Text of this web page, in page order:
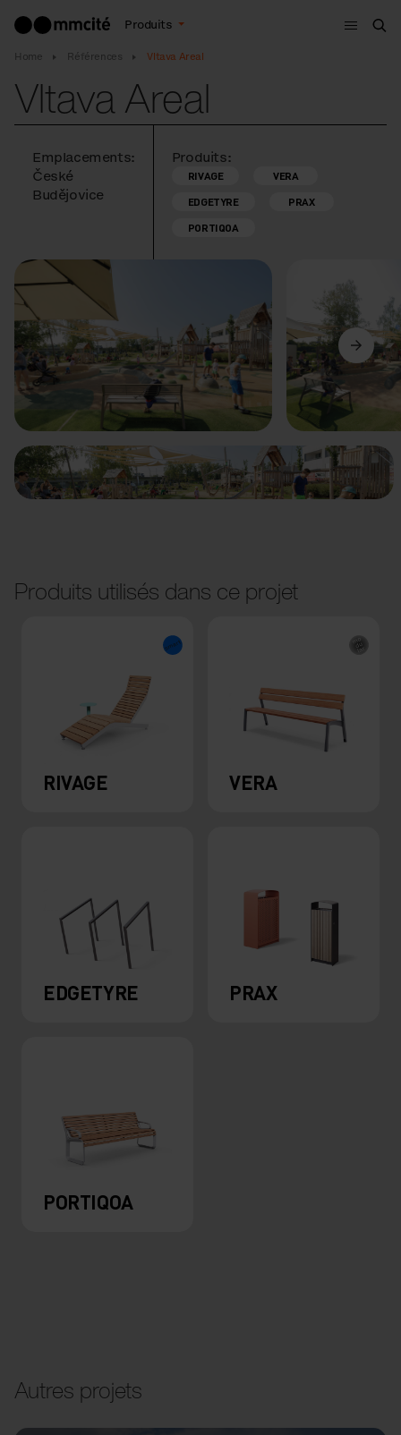
Produits
Menu
Home Références Vltava Areal
Vltava Areal
Emplacements:
České
Budějovice
Produits:
RIVAGE
VERA
EDGETYRE
PRAX
PORTIQOA
Précédent Suivant
Produits utilisés dans ce projet
RIVAGE VERA
EDGETYRE PRAX
PORTIQOA
Autres projets